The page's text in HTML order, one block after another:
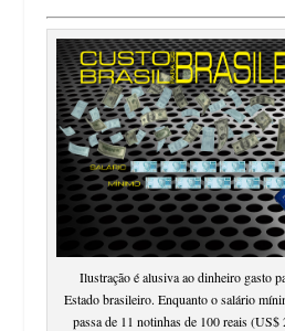
Ilustração é alusiva ao dinheiro gasto
Estado brasileiro. Enquanto o salário
passa de 11 notinhas de 100 reais